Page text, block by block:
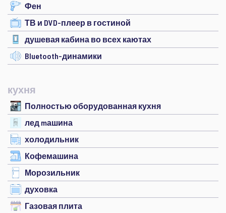
Фен
ТВ и DVD-плеер в гостиной
душевая кабина во всех каютах
Bluetooth-динамики
кухня
Полностью оборудованная кухня
лед mашина
холодильник
Кофемашина
Морозильник
духовка
Газовая плита